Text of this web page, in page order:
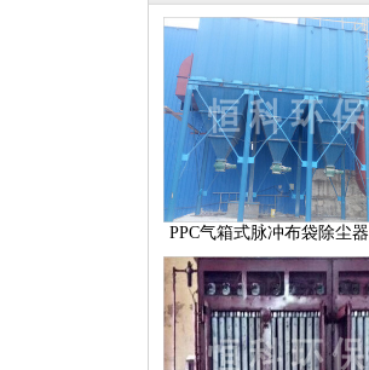
PPC气箱式脉冲布袋除尘器